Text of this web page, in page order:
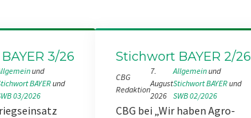
3/26
und
BAYER
und
03/2026
Stichwort BAYER 2/26
CBG
Redaktion
7.
August
2026
Allgemein
und
Stichwort BAYER
und
SWB 02/2026
CBG bei „Wir haben Agro-